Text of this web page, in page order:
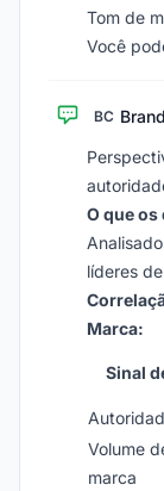
Tom de
Você
BC
O que
líderes
Marca:
Sinal
Volume
marca